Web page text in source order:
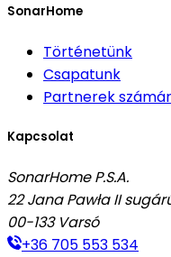
SonarHome
Történetünk
Csapatunk
Partnerek
Kapcsolat
SonarHome P.S.A.
22 Jana Pawła II
00-133 Varsó
+36 705 553 534